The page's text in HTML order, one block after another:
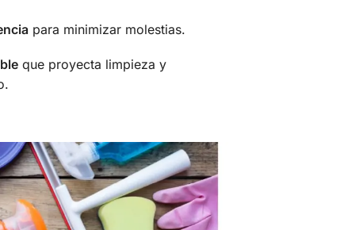
para minimizar molestias.
que proyecta limpieza y